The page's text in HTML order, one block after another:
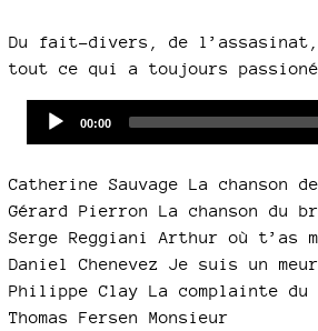
Du fait-divers, de l’assasinat,
tout ce qui a toujours
Current
00:00
Catherine Sauvage La chanson
Gérard Pierron La chanson du
Serge Reggiani Arthur où t’as
Daniel Chenevez Je suis un
Philippe Clay La complainte du
Thomas Fersen Monsieur